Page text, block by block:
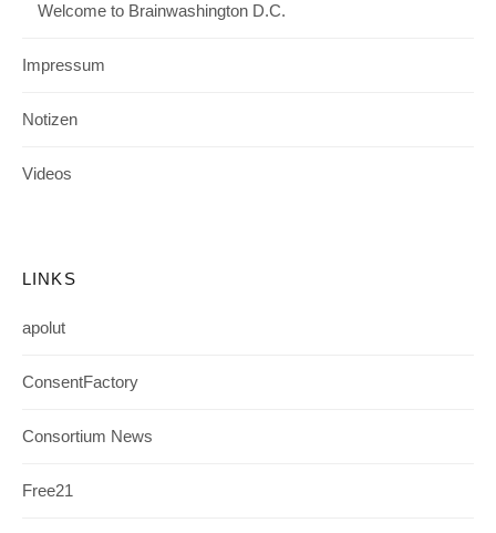
Welcome to Brainwashington D.C.
Impressum
Notizen
Videos
LINKS
apolut
ConsentFactory
Consortium News
Free21